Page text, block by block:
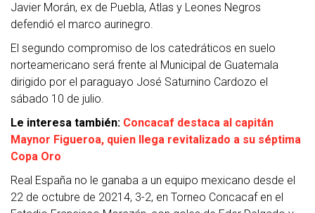
Javier Morán, ex de Puebla, Atlas y Leones Negros
defendió el marco aurinegro.
El segundo compromiso de los catedráticos en suelo
norteamericano será frente al Municipal de Guatemala
dirigido por el paraguayo José Saturnino Cardozo el
sábado 10 de julio.
Le interesa también: Concacaf destaca al capitán
Maynor Figueroa, quien llega revitalizado a su séptima
Copa Oro
Real España no le ganaba a un equipo mexicano desde el
22 de octubre de 20214, 3-2, en Torneo Concacaf en el